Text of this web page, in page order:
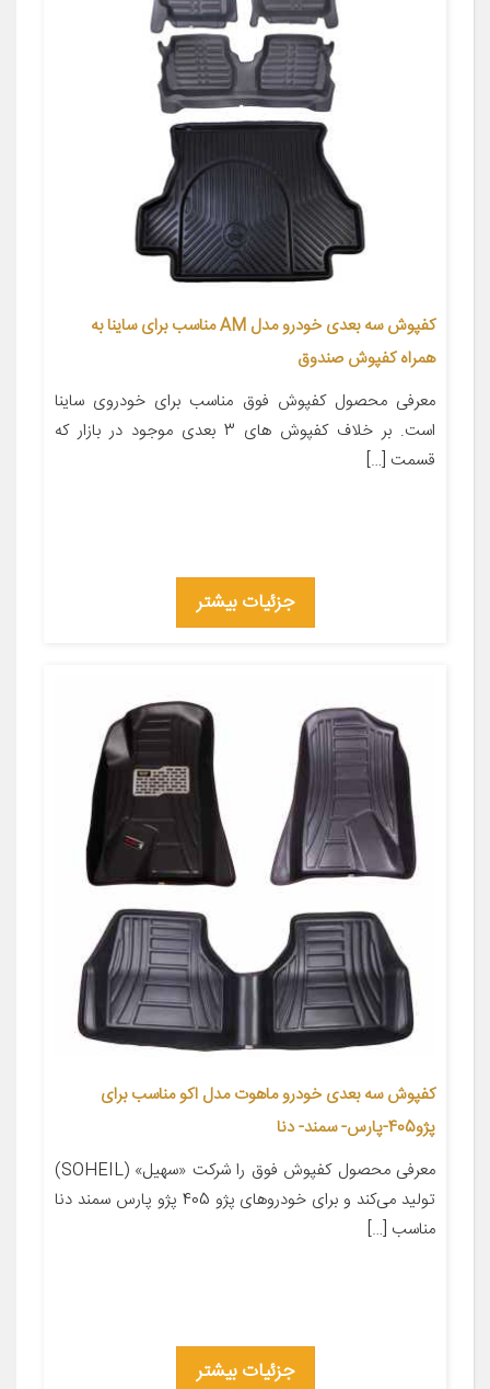
کفپوش سه بعدی خودرو مدل AM مناسب برای ساینا به
همراه کفپوش صندوق
معرفی محصول کفپوش فوق مناسب برای خودروی ساینا
است. بر خلاف کفپوش های 3 بعدی موجود در بازار که
قسمت […]
جزئیات بیشتر
کفپوش سه بعدی خودرو ماهوت مدل اکو مناسب برای
پژو405-پارس- سمند- دنا
معرفی محصول کفپوش فوق را شرکت «سهیل» (SOHEIL)
تولید می‌کند و برای خودروهای پژو 405 پژو پارس سمند دنا
مناسب […]
جزئیات بیشتر